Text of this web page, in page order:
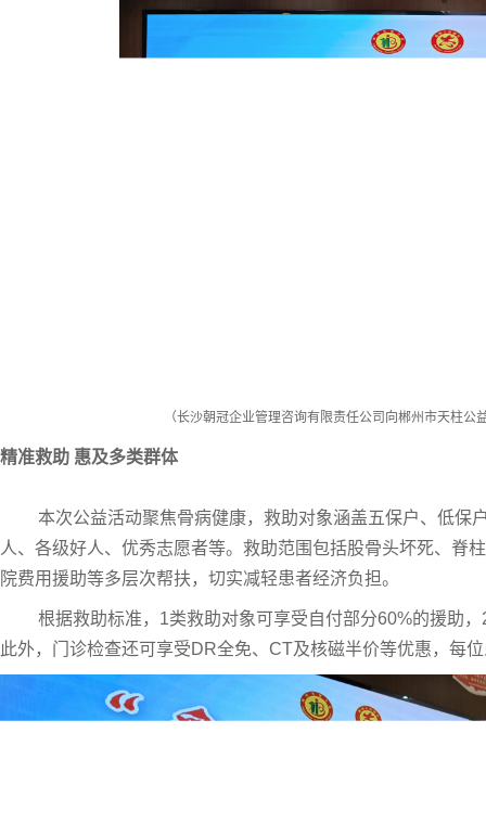
（长沙朝冠企业管理咨询有限责任公司向郴州市天柱公
精准救助 惠及多类群体
本次公益活动聚焦骨病健康，救助对象涵盖五保户、低保
人、各级好人、优秀志愿者等。救助范围包括股骨头坏死、脊
院费用援助等多层次帮扶，切实减轻患者经济负担。
根据救助标准，1类救助对象可享受自付部分60%的援助
此外，门诊检查还可享受DR全免、CT及核磁半价等优惠，每